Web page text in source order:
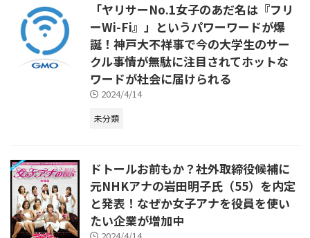
「ヤリサーNo.1女子のあだ名は『フリ
ーWi-Fi』」というパワーワードが爆
誕！神戸大不祥事で今の大学生のサー
クル事情が無駄に注目されてホットな
ワードが社会に届けられる
2024/4/14
未分類
ドトールお前もか？社外取締役候補に
元NHKアナの岩田明子氏（55）を内定
と発表！なぜか女子アナを役員を使い
たい企業が増加中